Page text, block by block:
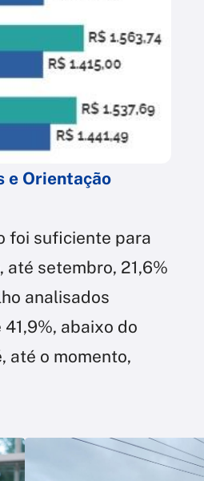
e Orientação
foi suficiente para
setembro, 21,6%
analisados
abaixo do
até o momento,